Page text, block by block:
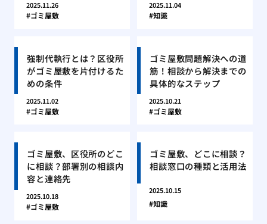
2025.11.26
ゴミ屋敷
2025.11.04
知識
強制代執行とは？区役所
がゴミ屋敷を片付けるた
めの条件
2025.11.02
ゴミ屋敷
ゴミ屋敷問題解決への道
筋！相談から解決までの
具体的なステップ
2025.10.21
ゴミ屋敷
ゴミ屋敷、区役所のどこ
に相談？部署別の相談内
容と連絡先
2025.10.18
ゴミ屋敷
ゴミ屋敷、どこに相談？
相談窓口の種類と活用法
2025.10.15
知識